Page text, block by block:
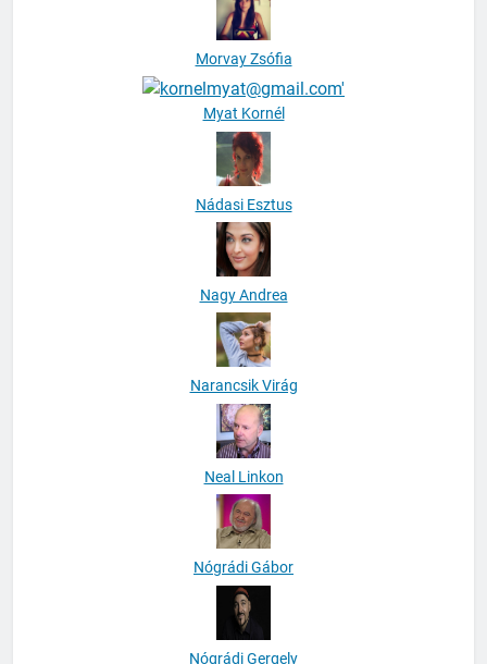
Morvay Zsófia
Myat Kornél
Nádasi Esztus
Nagy Andrea
Narancsik Virág
Neal Linkon
Nógrádi Gábor
Nógrádi Gergely